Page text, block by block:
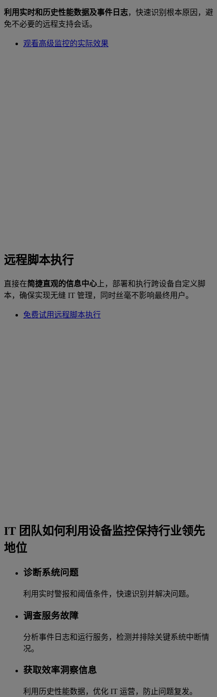
利用实时和历史性能数据及事件日志，快速识别根本原因，避
免不必要的远程支持会话。
观看高级监控的实际效果
远程脚本执行
直接在简捷直观的信息中心 上，部署和执行跨设备自定义脚
本，确保实现无缝 IT 管理，同时丝毫不影响最终用户。
免费试用远程脚本执行
IT 团队如何利用设备监控保持行业领先
地位
诊断系统问题
利用实时警报和阈值条件，快速识别并解决问题。
调查服务故障
分析事件日志和运行服务，检测并排除关键系统中断情
况。
获取效率洞察信息
利用历史性能数据，优化 IT 运营，防止问题复发。